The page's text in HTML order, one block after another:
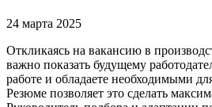
24 марта 2025
Откликаясь на вакансию в
важно показать будущему
работе и обладаете необходимыми
Резюме позволяет это сделать